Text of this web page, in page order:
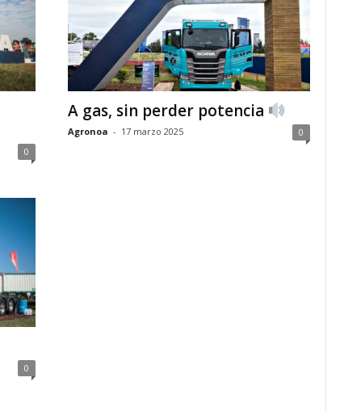
0
A gas, sin perder potencia
Agronoa - 17 marzo 2025 0
0